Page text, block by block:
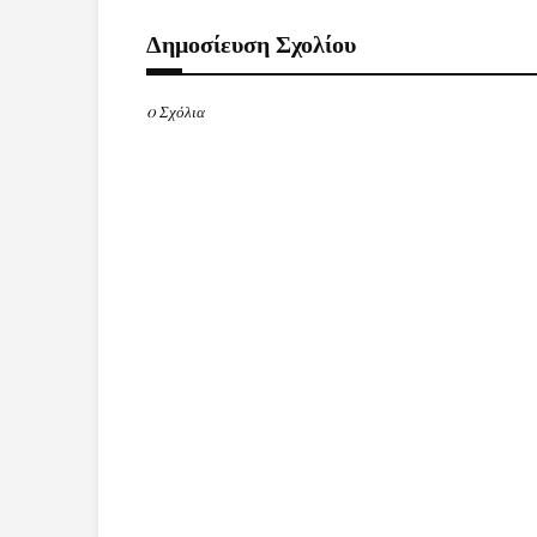
Δημοσίευση Σχολίου
0 Σχόλια